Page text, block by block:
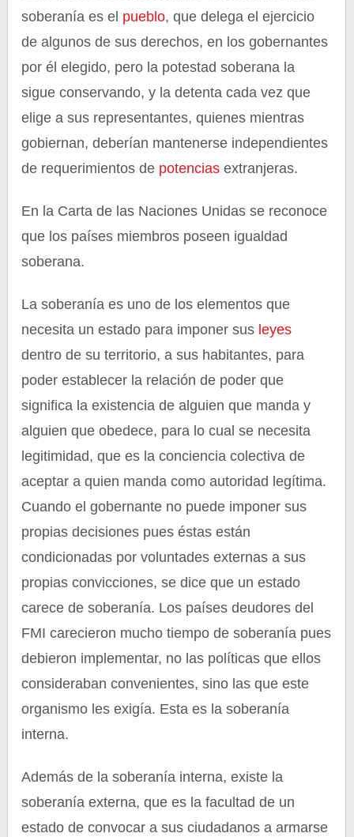
soberanía es el pueblo, que delega el ejercicio
de algunos de sus derechos, en los gobernantes
por él elegido, pero la potestad soberana la
sigue conservando, y la detenta cada vez que
elige a sus representantes, quienes mientras
gobiernan, deberían mantenerse independientes
de requerimientos de potencias extranjeras.
En la Carta de las Naciones Unidas se reconoce
que los países miembros poseen igualdad
soberana.
La soberanía es uno de los elementos que
necesita un estado para imponer sus leyes
dentro de su territorio, a sus habitantes, para
poder establecer la relación de poder que
significa la existencia de alguien que manda y
alguien que obedece, para lo cual se necesita
legitimidad, que es la conciencia colectiva de
aceptar a quien manda como autoridad legítima.
Cuando el gobernante no puede imponer sus
propias decisiones pues éstas están
condicionadas por voluntades externas a sus
propias convicciones, se dice que un estado
carece de soberanía. Los países deudores del
FMI carecieron mucho tiempo de soberanía pues
debieron implementar, no las políticas que ellos
consideraban convenientes, sino las que este
organismo les exigía. Esta es la soberanía
interna.
Además de la soberanía interna, existe la
soberanía externa, que es la facultad de un
estado de convocar a sus ciudadanos a armarse